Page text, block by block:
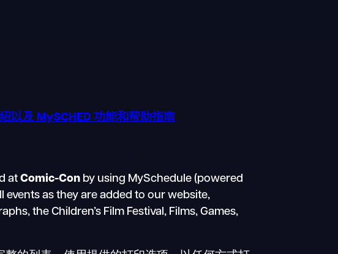
以及 MySCHED 功能和帮助指南
atComic-Con by using MySchedule (powered
events as they are added to our website,
the Children’s Film Festival, Films, Games,